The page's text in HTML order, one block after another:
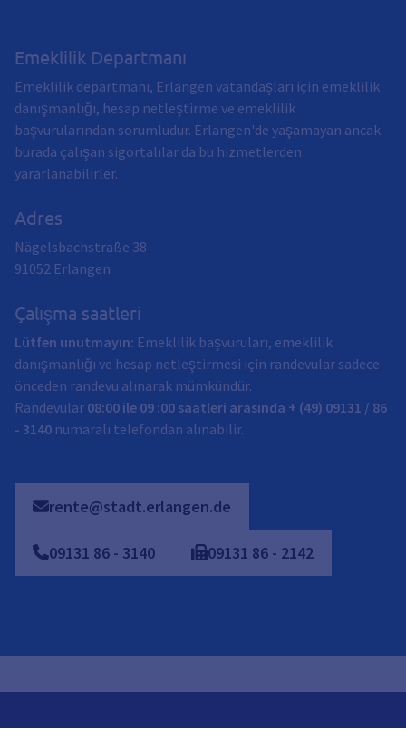
Emeklilik Departmanı
Emeklilik departmanı, Erlangen vatandaşları için emeklilik
danışmanlığı, hesap netleştirme ve emeklilik
başvurularından sorumludur. Erlangen'de yaşamayan ancak
burada çalışan sigortalılar da bu hizmetlerden
yararlanabilirler.
Adres
Nägelsbachstraße 38
91052 Erlangen
Çalışma saatleri
Lütfen unutmayın: Emeklilik başvuruları, emeklilik
danışmanlığı ve hesap netleştirmesi için randevular sadece
önceden randevu alınarak mümkündür.
Randevular 08:00 ile 09 :00 saatleri arasında + (49) 09131 / 86
- 3140 numaralı telefondan alınabilir.
rente@stadt.erlangen.de
09131 86 - 3140 09131 86 - 2142